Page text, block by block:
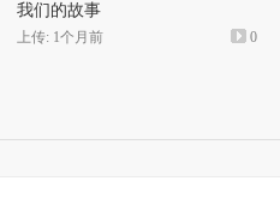
我们的故事
上传: 1个月前 0